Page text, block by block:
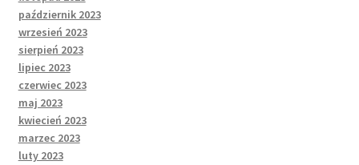
październik 2023
wrzesień 2023
sierpień 2023
lipiec 2023
czerwiec 2023
maj 2023
kwiecień 2023
marzec 2023
luty 2023